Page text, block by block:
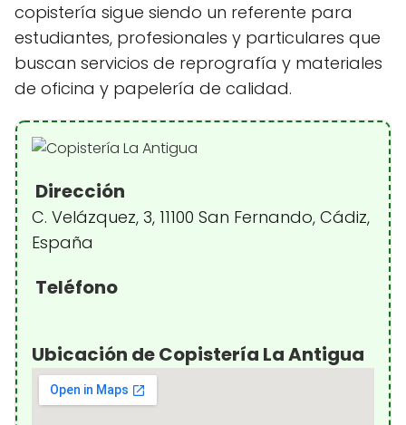
copistería sigue siendo un referente para
estudiantes, profesionales y particulares que
buscan servicios de reprografía y materiales
de oficina y papelería de calidad.
Dirección
C. Velázquez, 3, 11100 San Fernando, Cádiz,
España
Teléfono
Ubicación de Copistería La Antigua